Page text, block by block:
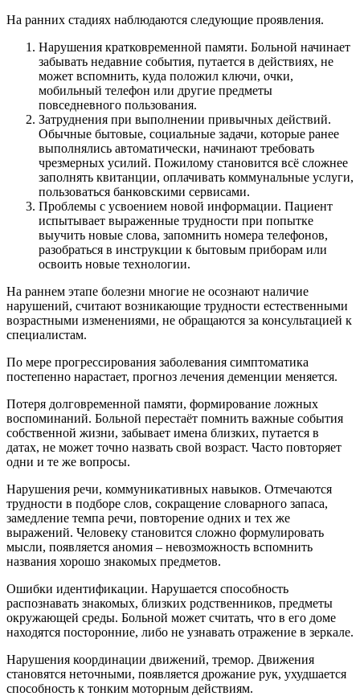
На ранних стадиях наблюдаются следующие проявления.
Нарушения кратковременной памяти. Больной начинает
забывать недавние события, путается в действиях, не
может вспомнить, куда положил ключи, очки,
мобильный телефон или другие предметы
повседневного пользования.
Затруднения при выполнении привычных действий.
Обычные бытовые, социальные задачи, которые ранее
выполнялись автоматически, начинают требовать
чрезмерных усилий. Пожилому становится всё сложнее
заполнять квитанции, оплачивать коммунальные услуги,
пользоваться банковскими сервисами.
Проблемы с усвоением новой информации. Пациент
испытывает выраженные трудности при попытке
выучить новые слова, запомнить номера телефонов,
разобраться в инструкции к бытовым приборам или
освоить новые технологии.
На раннем этапе болезни многие не осознают наличие
нарушений, считают возникающие трудности естественными
возрастными изменениями, не обращаются за консультацией к
специалистам.
По мере прогрессирования заболевания симптоматика
постепенно нарастает, прогноз лечения деменции меняется.
Потеря долговременной памяти, формирование ложных
воспоминаний. Больной перестаёт помнить важные события
собственной жизни, забывает имена близких, путается в
датах, не может точно назвать свой возраст. Часто повторяет
одни и те же вопросы.
Нарушения речи, коммуникативных навыков. Отмечаются
трудности в подборе слов, сокращение словарного запаса,
замедление темпа речи, повторение одних и тех же
выражений. Человеку становится сложно формулировать
мысли, появляется аномия – невозможность вспомнить
названия хорошо знакомых предметов.
Ошибки идентификации. Нарушается способность
распознавать знакомых, близких родственников, предметы
окружающей среды. Больной может считать, что в его доме
находятся посторонние, либо не узнавать отражение в зеркале.
Нарушения координации движений, тремор. Движения
становятся неточными, появляется дрожание рук, ухудшается
способность к тонким моторным действиям.